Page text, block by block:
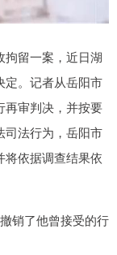
拘留一案，近日湖
定。记者从岳阳市
再审判决，并按要
司法行为，岳阳市
将依据调查结果依
销了他曾接受的行